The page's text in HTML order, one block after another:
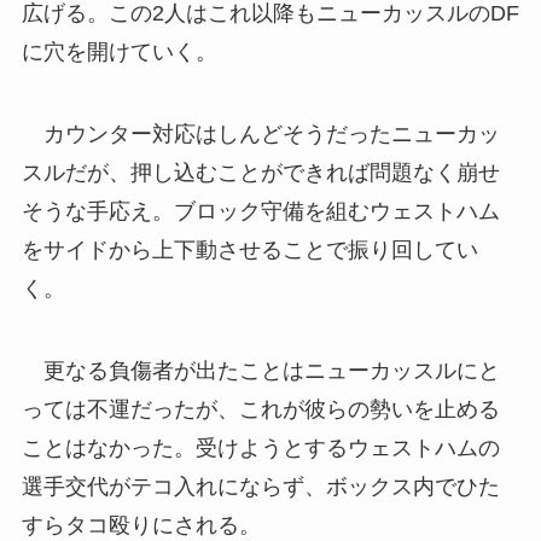
広げる。この2人はこれ以降もニューカッスルのDF
に穴を開けていく。
カウンター対応はしんどそうだったニューカッ
スルだが、押し込むことができれば問題なく崩せ
そうな手応え。ブロック守備を組むウェストハム
をサイドから上下動させることで振り回してい
く。
更なる負傷者が出たことはニューカッスルにと
っては不運だったが、これが彼らの勢いを止める
ことはなかった。受けようとするウェストハムの
選手交代がテコ入れにならず、ボックス内でひた
すらタコ殴りにされる。